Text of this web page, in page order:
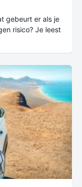
gebeurt er als je
risico? Je leest